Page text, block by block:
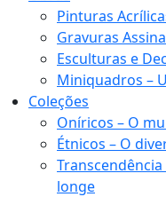
Pinturas
Gravuras
Esculturas e
Miniquadros –
Coleções
Oníricos – O
Étnicos – O
longe